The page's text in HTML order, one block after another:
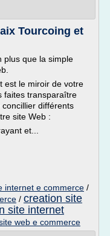
Tourcoing et
plus que la simple
est le miroir de votre
faites transparaître
différents
site Web :
et...
internet e commerce /
/ creation site
site internet
web e commerce